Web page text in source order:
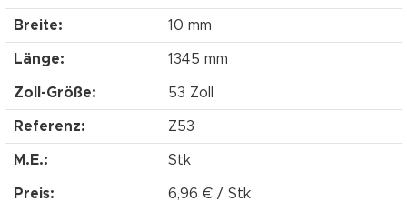
Breite: 10 mm
Länge: 1345 mm
Zoll-Größe: 53 Zoll
Referenz: Z53
M.E.: Stk
Preis: 6,96 € / Stk